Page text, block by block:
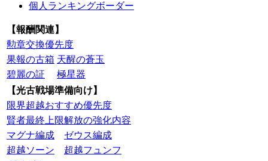
個人ランキングボーダー
【報酬関連】
勲章交換優先度
果報の古箱 天醒の蒼玉
碧麗の証
極星器
【光古戦場準備向け】
限界超越おすすめ優先度
賢者最終上限解放の強化内容
マグナ編成
ゼウス編成
超越ソーン
超越フュンフ